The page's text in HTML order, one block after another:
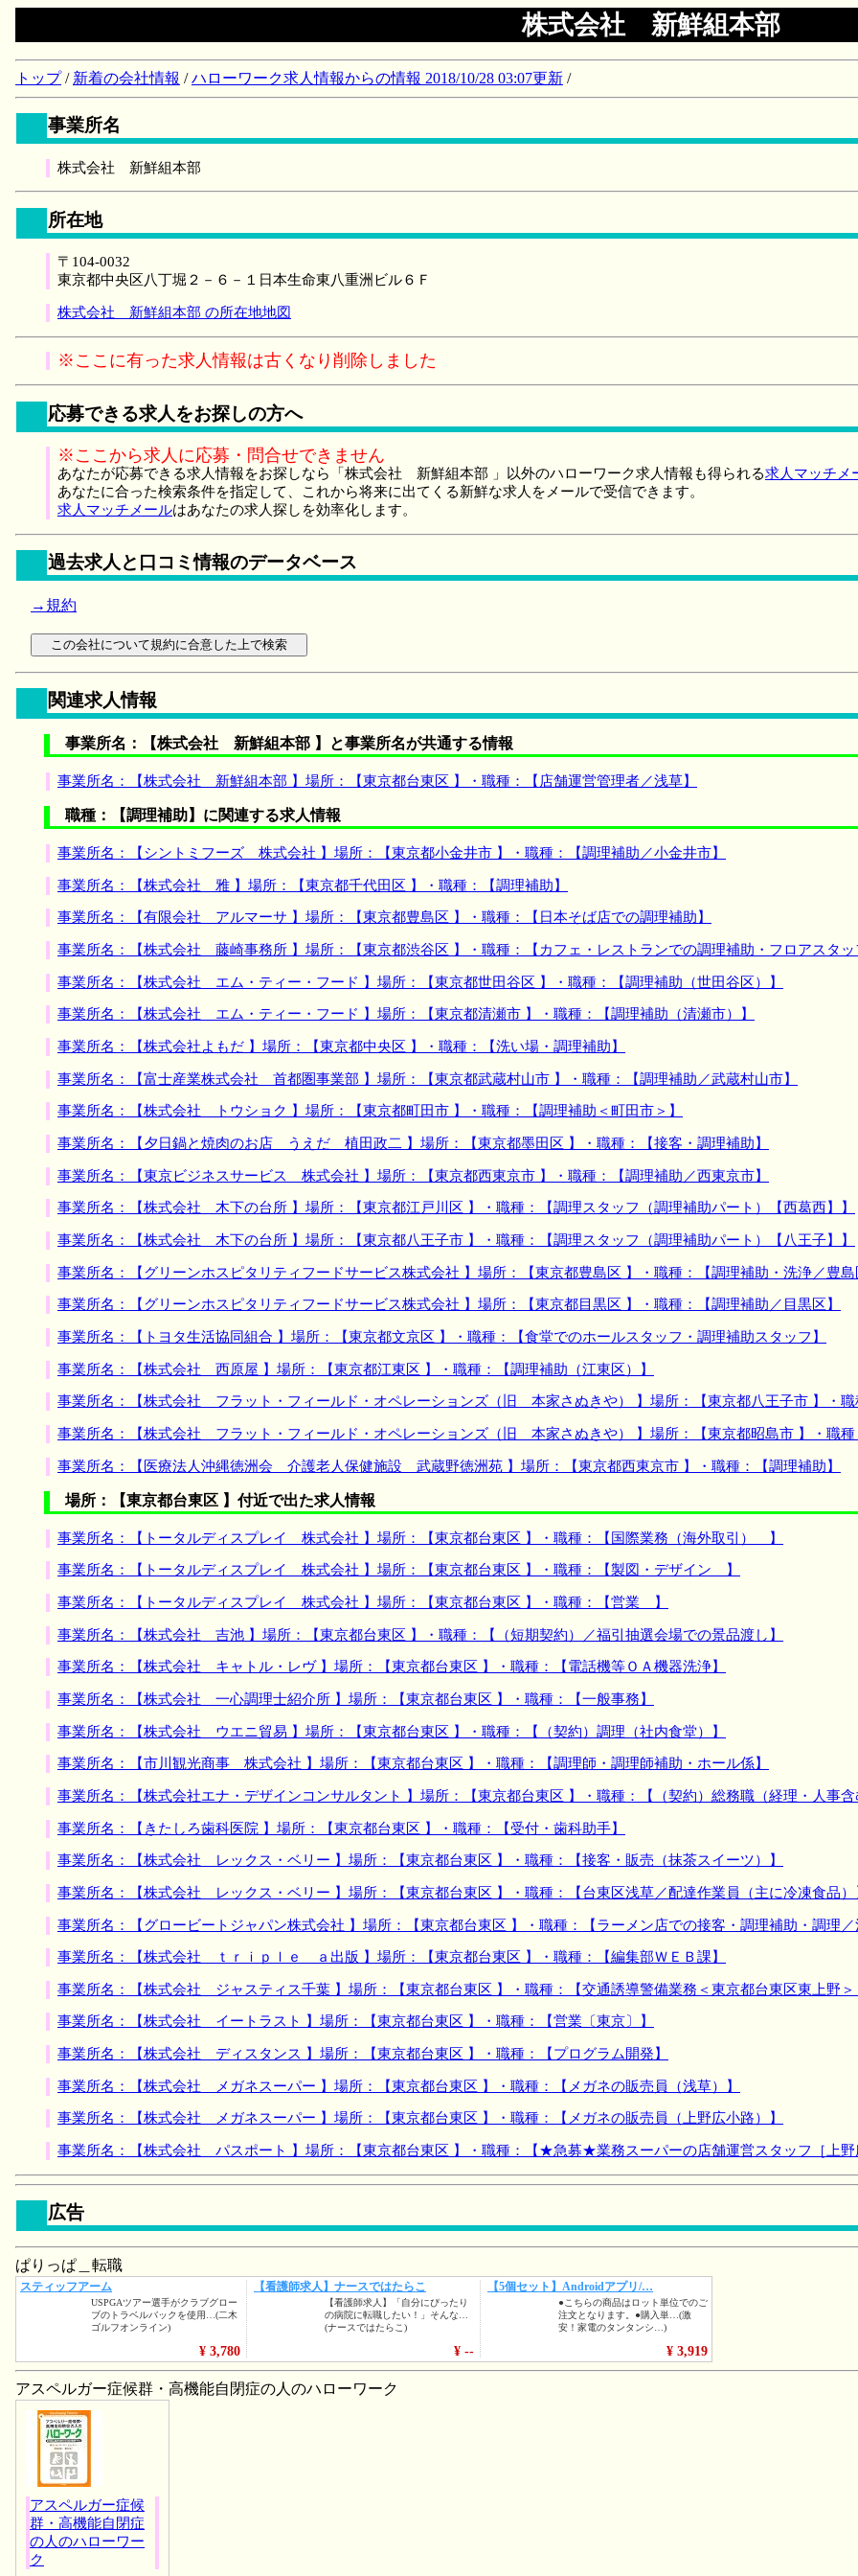
株式会社 新鮮組本部
トップ/ 新着の会社情報 /ハローワーク求人情報からの情報 2018/10/28 03:07更新 /
事業所名
株式会社 新鮮組本部
所在地
〒104-0032
東京都中央区八丁堀２－６－１日本生命東八重洲ビル６Ｆ
株式会社 新鮮組本部 の所在地地図
※ここに有った求人情報は古くなり削除しました
応募できる求人をお探しの方へ
※ここから求人に応募・問合せできません
あなたが応募できる求人情報をお探しなら「株式会社 新鮮組本部 」以外のハローワーク求人情報も得られる求人マッチメ
あなたに合った検索条件を指定して、これから将来に出てくる新鮮な求人をメールで受信できます。
求人マッチメールはあなたの求人探しを効率化します。
過去求人と口コミ情報のデータベース
→規約
関連求人情報
事業所名：【株式会社 新鮮組本部 】と事業所名が共通する情報
事業所名：【株式会社 新鮮組本部 】場所：【東京都台東区 】・職種：【店舗運営管理者／浅草】
職種：【調理補助】に関連する求人情報
事業所名：【シントミフーズ 株式会社 】場所：【東京都小金井市 】・職種：【調理補助／小金井市】
事業所名：【株式会社 雅 】場所：【東京都千代田区 】・職種：【調理補助】
事業所名：【有限会社 アルマーサ 】場所：【東京都豊島区 】・職種：【日本そば店での調理補助】
事業所名：【株式会社 藤崎事務所 】場所：【東京都渋谷区 】・職種：【カフェ・レストランでの調理補助・フロアスタッ
事業所名：【株式会社 エム・ティー・フード 】場所：【東京都世田谷区 】・職種：【調理補助（世田谷区）】
事業所名：【株式会社 エム・ティー・フード 】場所：【東京都清瀬市 】・職種：【調理補助（清瀬市）】
事業所名：【株式会社よもだ 】場所：【東京都中央区 】・職種：【洗い場・調理補助】
事業所名：【富士産業株式会社 首都圏事業部 】場所：【東京都武蔵村山市 】・職種：【調理補助／武蔵村山市】
事業所名：【株式会社 トウショク 】場所：【東京都町田市 】・職種：【調理補助＜町田市＞】
事業所名：【夕日鍋と焼肉のお店 うえだ 植田政二 】場所：【東京都墨田区 】・職種：【接客・調理補助】
事業所名：【東京ビジネスサービス 株式会社 】場所：【東京都西東京市 】・職種：【調理補助／西東京市】
事業所名：【株式会社 木下の台所 】場所：【東京都江戸川区 】・職種：【調理スタッフ（調理補助パート）【西葛西】】
事業所名：【株式会社 木下の台所 】場所：【東京都八王子市 】・職種：【調理スタッフ（調理補助パート）【八王子】】
事業所名：【グリーンホスピタリティフードサービス株式会社 】場所：【東京都豊島区 】・職種：【調理補助・洗浄／豊島
事業所名：【グリーンホスピタリティフードサービス株式会社 】場所：【東京都目黒区 】・職種：【調理補助／目黒区】
事業所名：【トヨタ生活協同組合 】場所：【東京都文京区 】・職種：【食堂でのホールスタッフ・調理補助スタッフ】
事業所名：【株式会社 西原屋 】場所：【東京都江東区 】・職種：【調理補助（江東区）】
事業所名：【株式会社 フラット・フィールド・オペレーションズ（旧 本家さぬきや） 】場所：【東京都八王子市 】・
事業所名：【株式会社 フラット・フィールド・オペレーションズ（旧 本家さぬきや） 】場所：【東京都昭島市 】・職種
事業所名：【医療法人沖縄徳洲会 介護老人保健施設 武蔵野徳洲苑 】場所：【東京都西東京市 】・職種：【調理補助】
場所：【東京都台東区 】付近で出た求人情報
事業所名：【トータルディスプレイ 株式会社 】場所：【東京都台東区 】・職種：【国際業務（海外取引） 】
事業所名：【トータルディスプレイ 株式会社 】場所：【東京都台東区 】・職種：【製図・デザイン 】
事業所名：【トータルディスプレイ 株式会社 】場所：【東京都台東区 】・職種：【営業 】
事業所名：【株式会社 吉池 】場所：【東京都台東区 】・職種：【（短期契約）／福引抽選会場での景品渡し】
事業所名：【株式会社 キャトル・レヴ 】場所：【東京都台東区 】・職種：【電話機等ＯＡ機器洗浄】
事業所名：【株式会社 一心調理士紹介所 】場所：【東京都台東区 】・職種：【一般事務】
事業所名：【株式会社 ウエニ貿易 】場所：【東京都台東区 】・職種：【（契約）調理（社内食堂）】
事業所名：【市川観光商事 株式会社 】場所：【東京都台東区 】・職種：【調理師・調理師補助・ホール係】
事業所名：【株式会社エナ・デザインコンサルタント 】場所：【東京都台東区 】・職種：【（契約）総務職（経理・人事含
事業所名：【きたしろ歯科医院 】場所：【東京都台東区 】・職種：【受付・歯科助手】
事業所名：【株式会社 レックス・ベリー 】場所：【東京都台東区 】・職種：【接客・販売（抹茶スイーツ）】
事業所名：【株式会社 レックス・ベリー 】場所：【東京都台東区 】・職種：【台東区浅草／配達作業員（主に冷凍食品）
事業所名：【グロービートジャパン株式会社 】場所：【東京都台東区 】・職種：【ラーメン店での接客・調理補助・調理／
事業所名：【株式会社 ｔｒｉｐｌｅ ａ出版 】場所：【東京都台東区 】・職種：【編集部ＷＥＢ課】
事業所名：【株式会社 ジャスティス千葉 】場所：【東京都台東区 】・職種：【交通誘導警備業務＜東京都台東区東上野＞
事業所名：【株式会社 イートラスト 】場所：【東京都台東区 】・職種：【営業〔東京〕】
事業所名：【株式会社 ディスタンス 】場所：【東京都台東区 】・職種：【プログラム開発】
事業所名：【株式会社 メガネスーパー 】場所：【東京都台東区 】・職種：【メガネの販売員（浅草）】
事業所名：【株式会社 メガネスーパー 】場所：【東京都台東区 】・職種：【メガネの販売員（上野広小路）】
事業所名：【株式会社 パスポート 】場所：【東京都台東区 】・職種：【★急募★業務スーパーの店舗運営スタッフ［上野
広告
ぱりっぱ＿転職
アスペルガー症候群・高機能自閉症の人のハローワーク
アスペルガー症候
群・高機能自閉症
の人のハローワー
ク